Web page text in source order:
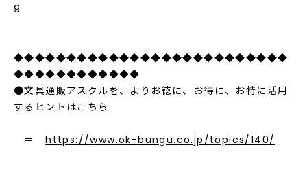
9
◆◆◆◆◆◆◆◆◆◆◆◆◆◆◆◆◆◆◆◆◆◆◆◆◆◆
◆◆◆◆◆◆◆◆◆◆◆◆
●文具通販アスクルを、よりお徳に、お得に、お特に活用
するヒントはこちら
＝https://www.ok-bungu.co.jp/topics/140/